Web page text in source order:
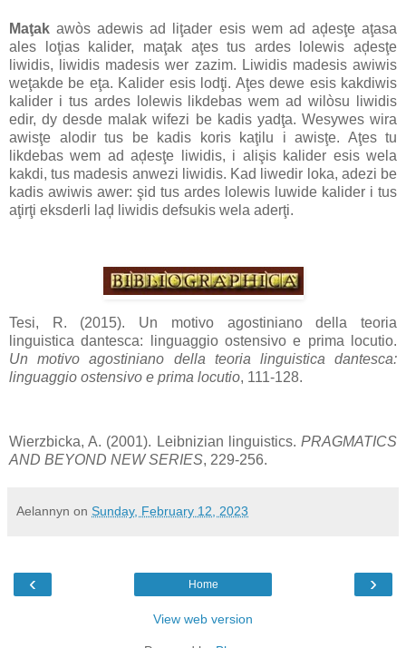
Maţak awòs adewis ad liţader esis wem ad aḑesţe aţasa
ales loţias kalider, maţak aţes tus ardes lolewis aḑesţe
liwidis, liwidis madesis wer zazim. Liwidis madesis awiwis
weţakde be eţa. Kalider esis lodţi. Aţes dewe esis kakdiwis
kalider i tus ardes lolewis likdebas wem ad wilòsu liwidis
edir, dy desde malak wifezi be kadis yadţa. Wesywes wira
awisţe alodir tus be kadis koris kaţilu i awisţe. Aţes tu
likdebas wem ad aḑesţe liwidis, i alişis kalider esis wela
kakdi, tus madesis anwezi liwidis. Kad liwedir loka, adezi be
kadis awiwis awer: şid tus ardes lolewis luwide kalider i tus
aţirţi eksderli laḑ liwidis defsukis wela aderţi.
Tesi, R. (2015). Un motivo agostiniano della teoria
linguistica dantesca: linguaggio ostensivo e prima locutio.
Un motivo agostiniano della teoria linguistica dantesca:
linguaggio ostensivo e prima locutio, 111-128.
Wierzbicka, A. (2001). Leibnizian linguistics. PRAGMATICS
AND BEYOND NEW SERIES, 229-256.
Aelannyn on Sunday, February 12, 2023
‹ ›
Home
View web version